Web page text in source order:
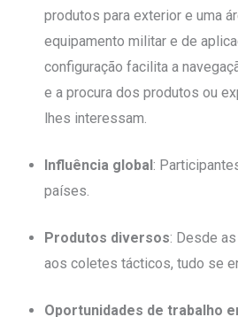
produtos para exterior e uma
equipamento militar e de
configuração facilita a
e a procura dos produtos ou
lhes interessam.
Influência global :
países.
Produtos diversos: Desde
aos coletes tácticos, tudo se
Oportunidades de trabalho